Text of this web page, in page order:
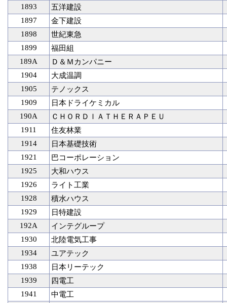
1893
五洋建設
1897
金下建設
1898
世紀東急
1899
福田組
189A
Ｄ＆Ｍカンパニー
1904
大成温調
1905
テノックス
1909
日本ドライケミカル
190A
ＣＨＯＲＤＩＡＴＨＥＲＡＰＥＵ
1911
住友林業
1914
日本基礎技術
1921
巴コーポレーション
1925
大和ハウス
1926
ライト工業
1928
積水ハウス
1929
日特建設
192A
インテグループ
1930
北陸電気工事
1934
ユアテック
1938
日本リーテック
1939
四電工
1941
中電工